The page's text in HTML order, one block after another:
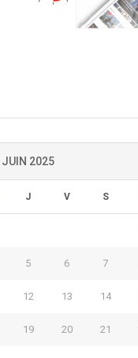
JUIN 2025
J V S
5 6 7
12 13 14
19 20 21